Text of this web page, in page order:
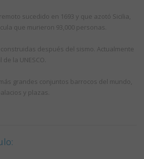
sucedido en 1693 y que azotó Sicilia,
que murieron 93,000 personas.
después del sismo. Actualmente
la UNESCO.
grandes conjuntos barrocos del mundo,
y plazas.